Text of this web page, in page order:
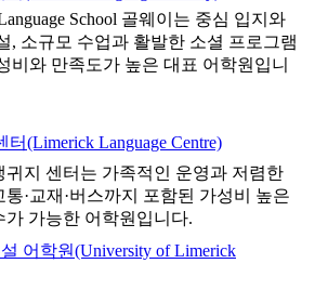
School 골웨이는 중심 입지와
, 소규모 수업과 활발한 소셜 프로그램
비와 만족도가 높은 대표 어학원입니
(Limerick Language Centre)
귀지 센터는 가족적인 운영과 저렴한
통·교재·버스까지 포함된 가성비 높은
가 가능한 어학원입니다.
어학원(University of Limerick